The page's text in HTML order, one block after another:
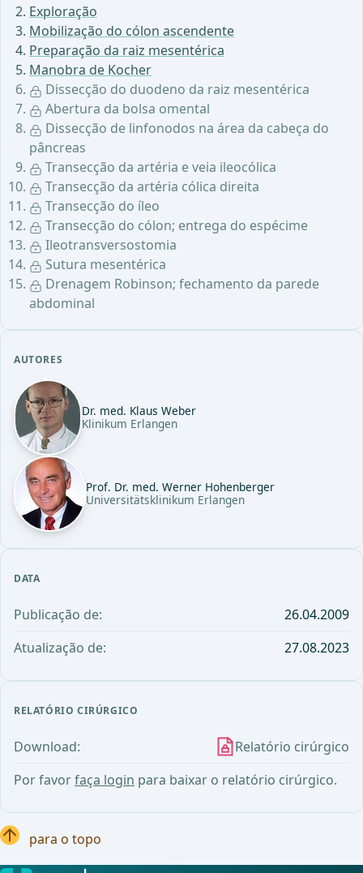
Exploração
Mobilização do cólon ascendente
Preparação da raiz mesentérica
Manobra de Kocher
Dissecção do duodeno da raiz mesentérica
Abertura da bolsa omental
Dissecção de linfonodos na área da cabeça do
pâncreas
Transecção da artéria e veia ileocólica
Transecção da artéria cólica direita
Transecção do íleo
Transecção do cólon; entrega do espécime
Ileotransversostomia
Sutura mesentérica
Drenagem Robinson; fechamento da parede
abdominal
AUTORES
Dr. med. Klaus Weber
Klinikum Erlangen
Prof. Dr. med. Werner Hohenberger
Universitätsklinikum Erlangen
DATA
Publicação de:
26.04.2009
Atualização de:
27.08.2023
RELATÓRIO CIRÚRGICO
Download:
Relatório cirúrgico
Por favorfaça login para baixar o relatório cirúrgico.
para o topo